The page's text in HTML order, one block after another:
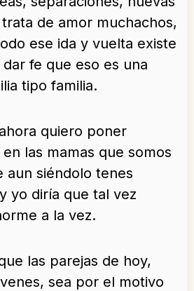
de amor muchachos,
ese ida y vuelta existe
fe que eso es una
tipo familia.
quiero poner
las mamas que somos
aun siéndolo tenes
yo diría que tal vez
a la vez.
las parejas de hoy,
sea por el motivo